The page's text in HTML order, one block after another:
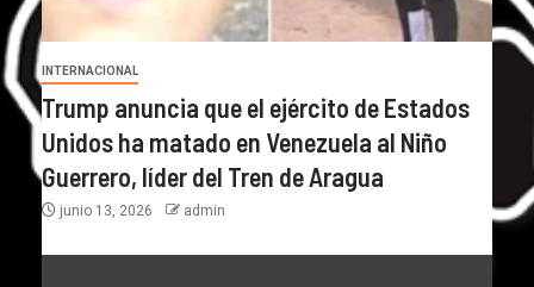
INTERNACIONAL
Trump anuncia que el ejército de Estados
Unidos ha matado en Venezuela al Niño
Guerrero, líder del Tren de Aragua
junio 13, 2026 admin